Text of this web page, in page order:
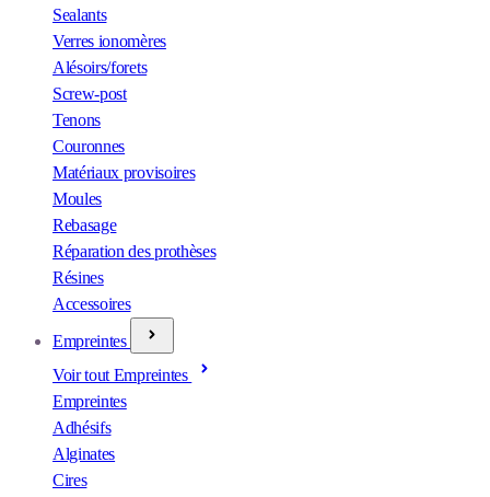
Sealants
Verres ionomères
Alésoirs/forets
Screw-post
Tenons
Couronnes
Matériaux provisoires
Moules
Rebasage
Réparation des prothèses
Résines
Accessoires
Empreintes
Voir tout Empreintes
Empreintes
Adhésifs
Alginates
Cires